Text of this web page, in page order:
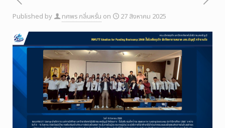
Published by ทศพร กลิ่นหรั่น on 27 สิงหาคม 2025